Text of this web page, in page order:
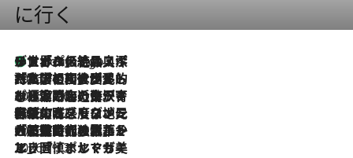
に行く
3 Hours Ago
リスボンの絶品スイーツ「パステル・デ・ナタ」とは？ポルトガル伝統の奥深い世界へ
2026.7.27
「私の祖国はポルトガル語です」国民的詩人フェルナンド・ペソアと、彼が愛した文学の街を歩く
2026.7.26
ポルトガル近海が育む極上の海の幸。キリリと冷えた白ワインと愉しむ、シーフード専門店の贅沢
2026.7.22
伝統の味をモダンに昇華。高感度な地元客が集う、リスボンの最旬ガストロノミー
2026.7.21
大航海時代の栄華から、震災、独裁、そして革命へ。ポルトガル・首都リスボンの石畳に刻まれた「歴史の光と影」
2026.7.13
エッセイ・ヤマザキマリ「慎ましくも美しき国 ポルトガル」